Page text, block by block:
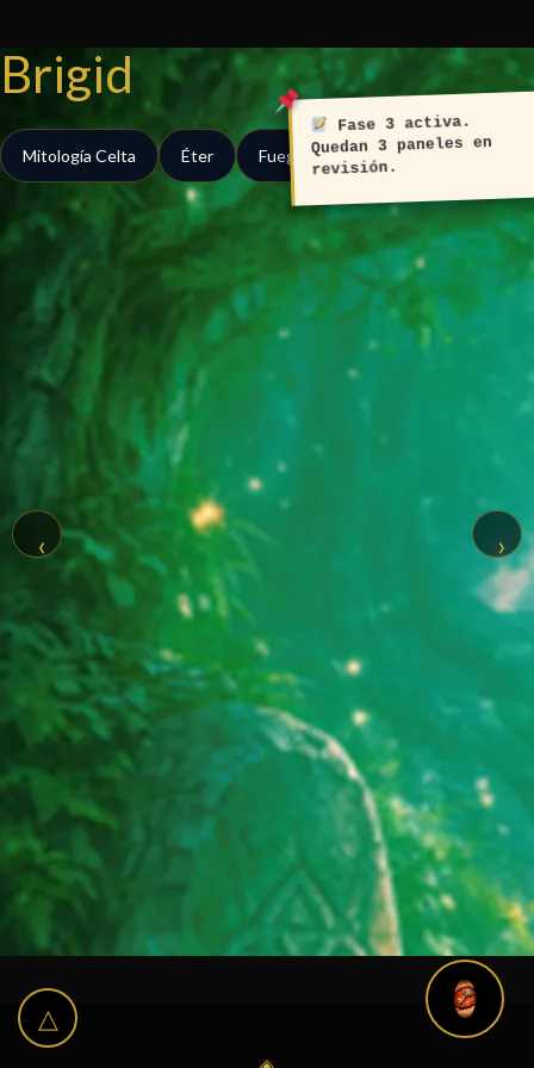
contenido
‹ ›
Brigid
Mitología Celta Éter Fuego
Fase 3 activa.
Quedan 3 paneles en
revisión.
△